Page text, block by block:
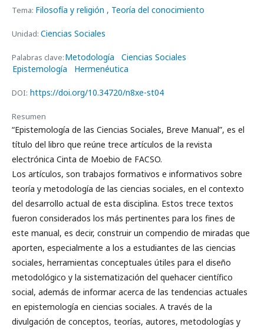
Tema: Filosofía y religión , Teoría del conocimiento
Unidad: Ciencias Sociales
Palabras clave:Metodología
Ciencias Sociales
Epistemología
Hermenéutica
DOI: https://doi.org/10.34720/n8xe-st04
Resumen
“Epistemología de las Ciencias Sociales, Breve Manual”, es el
título del libro que reúne trece artículos de la revista
electrónica Cinta de Moebio de FACSO.
Los artículos, son trabajos formativos e informativos sobre
teoría y metodología de las ciencias sociales, en el contexto
del desarrollo actual de esta disciplina. Estos trece textos
fueron considerados los más pertinentes para los fines de
este manual, es decir, construir un compendio de miradas que
aporten, especialmente a los a estudiantes de las ciencias
sociales, herramientas conceptuales útiles para el diseño
metodológico y la sistematización del quehacer científico
social, además de informar acerca de las tendencias actuales
en epistemología en ciencias sociales. A través de la
divulgación de conceptos, teorías, autores, metodologías y